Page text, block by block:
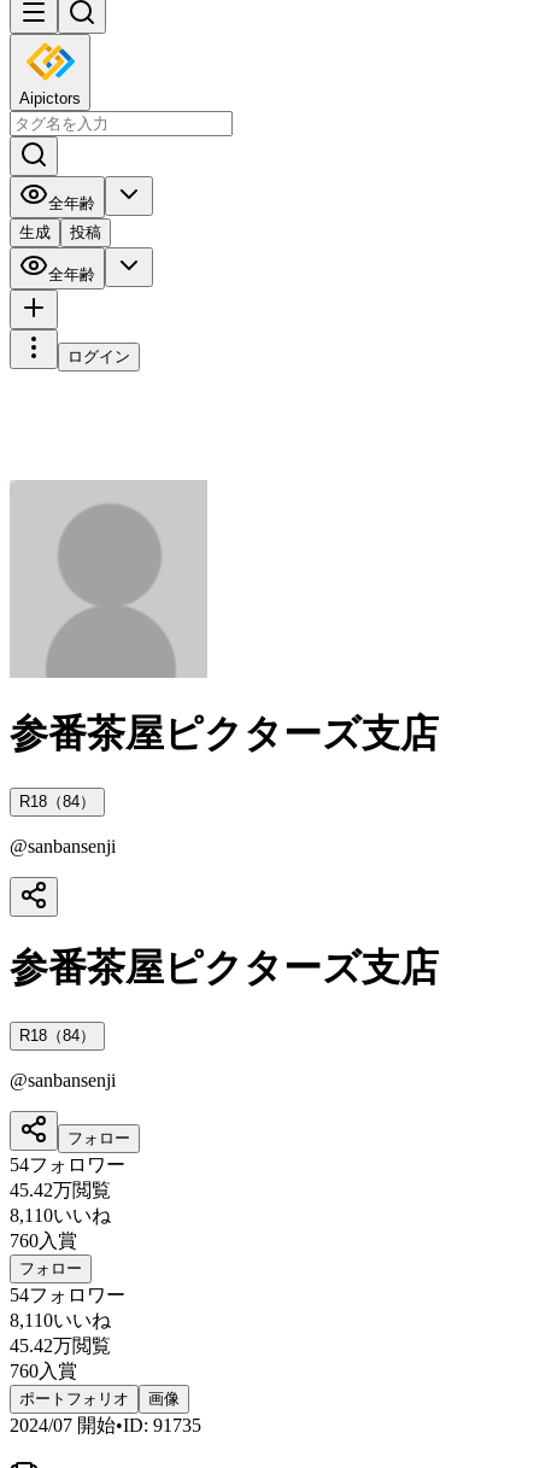
Aipictors
全年齢
生成
投稿
全年齢
ログイン
参番茶屋ピクターズ支店
R18（84）
@sanbansenji
参番茶屋ピクターズ支店
R18（84）
@sanbansenji
フォロー
54フォロワー
45.42万閲覧
8,110いいね
760入賞
フォロー
54フォロワー
8,110いいね
45.42万閲覧
760入賞
ポートフォリオ 画像
2024/07 開始•ID: 91735